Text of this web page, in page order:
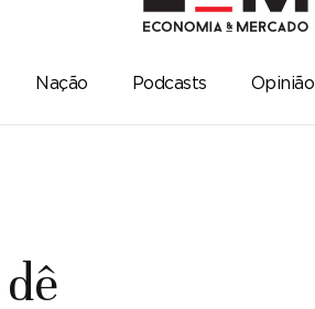
Nação Podcasts Opinião